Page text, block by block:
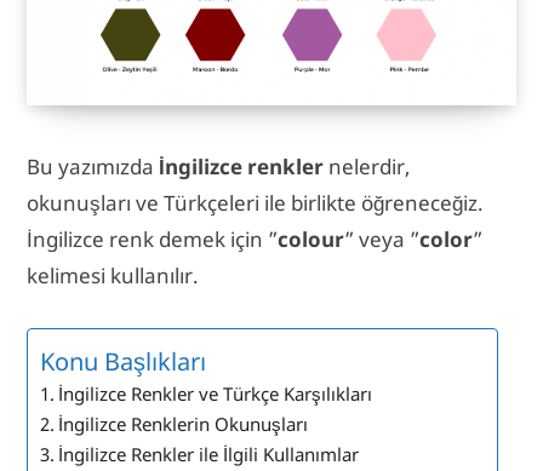
Bu yazımızda İngilizce renkler nelerdir,
okunuşları ve Türkçeleri ile birlikte öğreneceğiz.
İngilizce renk demek için ”colour” veya ”color”
kelimesi kullanılır.
Konu Başlıkları
İngilizce Renkler ve Türkçe Karşılıkları
İngilizce Renklerin Okunuşları
İngilizce Renkler ile İlgili Kullanımlar